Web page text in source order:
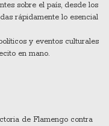
sobre el país, desde los
rápidamente lo esencial
y eventos culturales
en mano.
de Flamengo contra